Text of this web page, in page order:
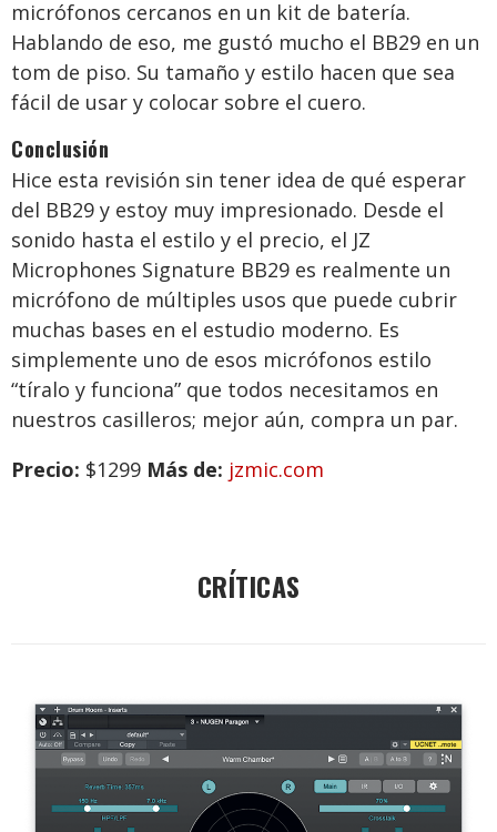
micrófonos cercanos en un kit de batería.
Hablando de eso, me gustó mucho el BB29 en un
tom de piso. Su tamaño y estilo hacen que sea
fácil de usar y colocar sobre el cuero.
Conclusión
Hice esta revisión sin tener idea de qué esperar
del BB29 y estoy muy impresionado. Desde el
sonido hasta el estilo y el precio, el JZ
Microphones Signature BB29 es realmente un
micrófono de múltiples usos que puede cubrir
muchas bases en el estudio moderno. Es
simplemente uno de esos micrófonos estilo
“tíralo y funciona” que todos necesitamos en
nuestros casilleros; mejor aún, compra un par.
Precio: $1299 Más de: jzmic.com
CRÍTICAS